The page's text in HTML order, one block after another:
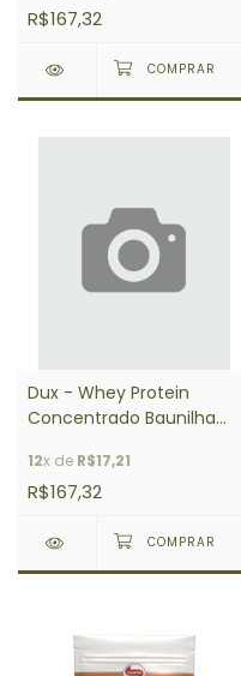
R$167,32
Dux - Whey Protein
Concentrado Baunilha
12x de R$17,21
R$167,32